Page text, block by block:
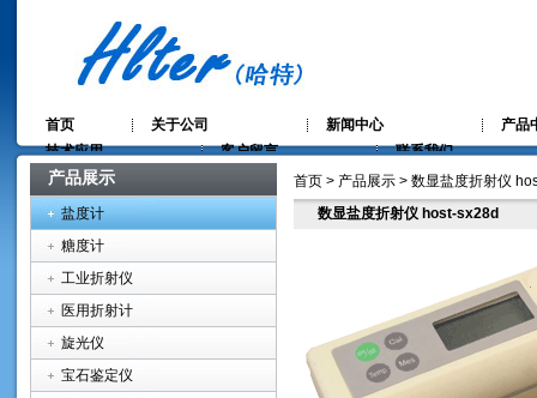
首页 关于公司 新闻中心
产品
技术应用
客户留言 联系我们
产品展示
盐度计
糖度计
工业折射仪
医用折射计
旋光仪
宝石鉴定仪
首页 > 产品展示 > 数显盐度折射仪
数显盐度折射仪 host-sx28d